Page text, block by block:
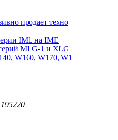
продает техно
IML на IME
MLG-1 и XLG
W160, W170, W1